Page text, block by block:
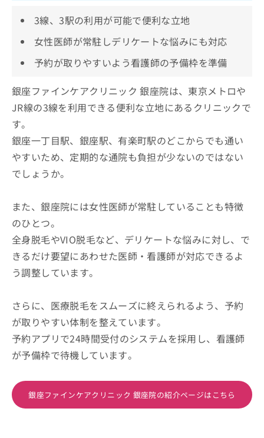
3線、3駅の利用が可能で便利な立地
女性医師が常駐しデリケートな悩みにも対応
予約が取りやすいよう看護師の予備枠を準備
銀座ファインケアクリニック 銀座院は、東京メトロや
JR線の3線を利用できる便利な立地にあるクリニックで
す。
銀座一丁目駅、銀座駅、有楽町駅のどこからでも通い
やすいため、定期的な通院も負担が少ないのではない
でしょうか。
また、銀座院には女性医師が常駐していることも特徴
のひとつ。
全身脱毛やVIO脱毛など、デリケートな悩みに対し、で
きるだけ要望にあわせた医師・看護師が対応できるよ
う調整しています。
さらに、医療脱毛をスムーズに終えられるよう、予約
が取りやすい体制を整えています。
予約アプリで24時間受付のシステムを採用し、看護師
が予備枠で待機しています。
銀座ファインケアクリニック 銀座院の紹介ページはこちら